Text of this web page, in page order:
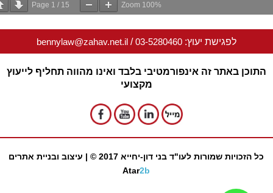
Page1/ Zoom100%
לפגישת יעוץ:03-5280460
/
bennylaw@zahav.net.il
באתר זה אינפורמטיבי בלבד ואינו מהווה תחליף לייעוץ
מקצועי
הזכויות שמורות לעו"ד בני דון-יחייא 2017 © |
עיצוב ובניית אתרים
Atar